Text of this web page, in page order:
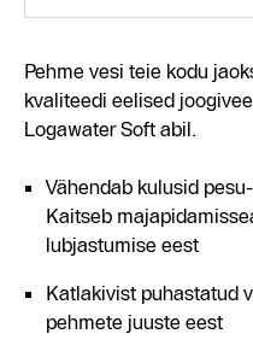
Pehme vesi teie kodu
kvaliteedi eelised
Logawater Soft abil.
Vähendab kulusid
Kaitseb
lubjastumise eest
Katlakivist puhastatud
pehmete juuste eest